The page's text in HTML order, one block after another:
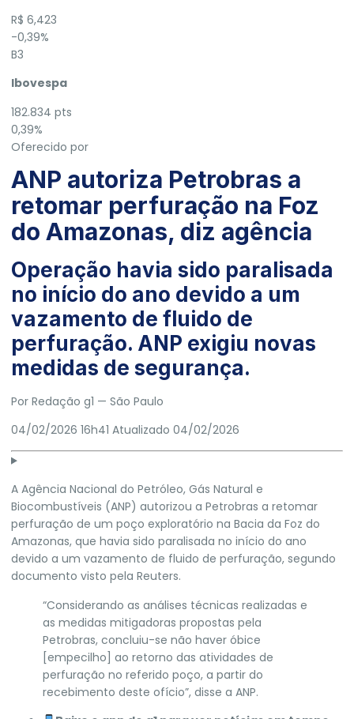
R$ 6,423
-0,39%
B3
Ibovespa
182.834 pts
0,39%
Oferecido por
ANP autoriza Petrobras a
retomar perfuração na Foz
do Amazonas, diz agência
Operação havia sido paralisada
no início do ano devido a um
vazamento de fluido de
perfuração. ANP exigiu novas
medidas de segurança.
Por Redação g1 — São Paulo
04/02/2026 16h41 Atualizado 04/02/2026
A Agência Nacional do Petróleo, Gás Natural e
Biocombustíveis (ANP) autorizou a Petrobras a retomar
perfuração de um poço exploratório na Bacia da Foz do
Amazonas, que havia sido paralisada no início do ano
devido a um vazamento de fluido de perfuração, segundo
documento visto pela Reuters.
“Considerando as análises técnicas realizadas e
as medidas mitigadoras propostas pela
Petrobras, concluiu-se não haver óbice
[empecilho] ao retorno das atividades de
perfuração no referido poço, a partir do
recebimento deste ofício”, disse a ANP.